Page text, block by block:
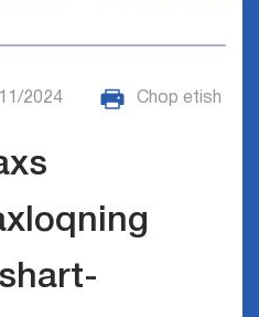
2024 Chop etish